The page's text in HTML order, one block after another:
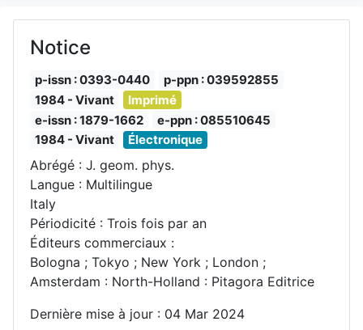
Notice
p-issn : 0393-0440
p-ppn : 039592855
1984 - Vivant
Imprimé
e-issn : 1879-1662
e-ppn : 085510645
1984 - Vivant
Électronique
Abrégé : J. geom. phys.
Langue : Multilingue
Italy
Périodicité : Trois fois par an
Éditeurs commerciaux :
Bologna ; Tokyo ; New York ; London ;
Amsterdam : North-Holland : Pitagora Editrice
Dernière mise à jour : 04 Mar 2024